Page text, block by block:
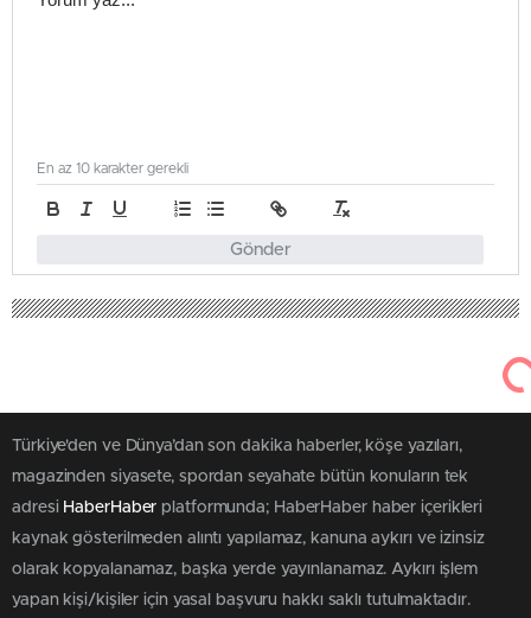
Gönder
En az 10 karakter gerekli
Türkiye'den ve Dünya’dan son dakika haberler, köşe yazıları,
magazinden siyasete, spordan seyahate bütün konuların tek
adresi HaberHaber platformunda; HaberHaber haber içerikleri
kaynak gösterilmeden alıntı yapılamaz, kanuna aykırı ve izinsiz
olarak kopyalanamaz, başka yerde yayınlanamaz. Aykırı işlem
yapan kişi/kişiler için yasal başvuru hakkı saklı tutulmaktadır.